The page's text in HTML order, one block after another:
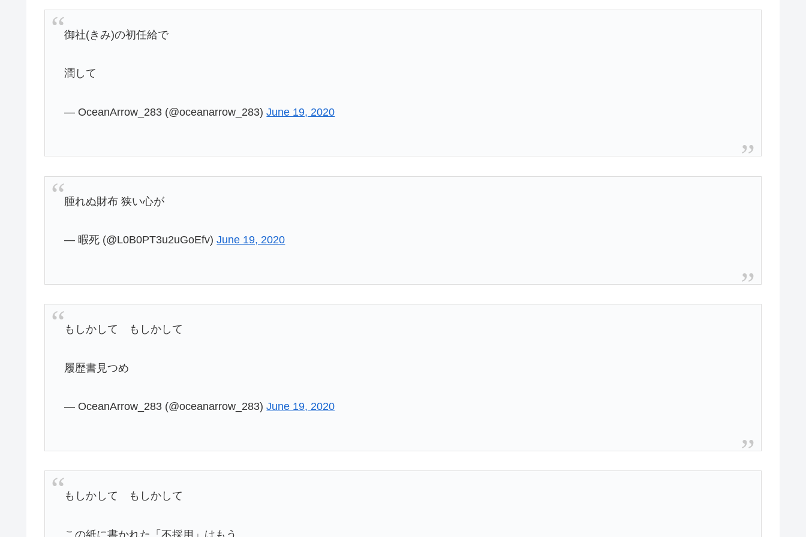
御社(きみ)の初任給で
潤して
— OceanArrow_283 (@oceanarrow_283)June 19, 2020
腫れぬ財布 狭い心が
— 暇死 (@L0B0PT3u2uGoEfv)June 19, 2020
もしかして もしかして
履歴書見つめ
— OceanArrow_283 (@oceanarrow_283)June 19, 2020
もしかして もしかして
この紙に書かれた「不採用」はもう